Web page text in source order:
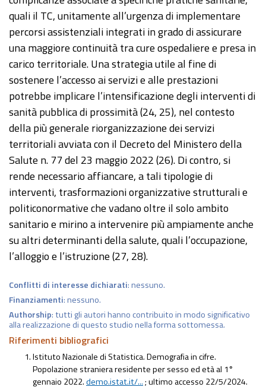
quali il TC, unitamente all’urgenza di implementare
percorsi assistenziali integrati in grado di assicurare
una maggiore continuità tra cure ospedaliere e presa in
carico territoriale. Una strategia utile al fine di
sostenere l’accesso ai servizi e alle prestazioni
potrebbe implicare l’intensificazione degli interventi di
sanità pubblica di prossimità (24, 25), nel contesto
della più generale riorganizzazione dei servizi
territoriali avviata con il Decreto del Ministero della
Salute n. 77 del 23 maggio 2022 (26). Di contro, si
rende necessario affiancare, a tali tipologie di
interventi, trasformazioni organizzative strutturali e
politiconormative che vadano oltre il solo ambito
sanitario e mirino a intervenire più ampiamente anche
su altri determinanti della salute, quali l’occupazione,
l’alloggio e l’istruzione (27, 28).
Conflitti di interesse dichiarati: nessuno.
Finanziamenti: nessuno.
Authorship: tutti gli autori hanno contribuito in modo significativo
alla realizzazione di questo studio nella forma sottomessa.
Riferimenti bibliografici
Istituto Nazionale di Statistica. Demografia in cifre.
Popolazione straniera residente per sesso ed età al 1°
gennaio 2022.demo.istat.it/...; ultimo accesso 22/5/2024.